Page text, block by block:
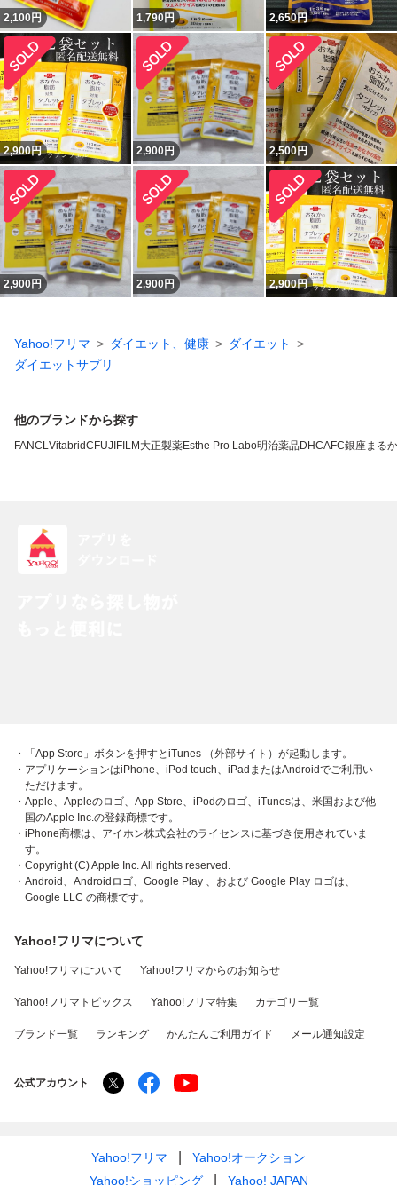
2,100円 1,790円 2,650円
2,900円 2,900円 2,500円
2,900円 2,900円 2,900円
Yahoo!フリマ ダイエット、健康
ダイエット
ダイエットサプリ
他のブランドから探す
FANCLVitabridC FUJIFILM 大正製薬Esthe Pro Labo明治薬品DHCAFC銀座まる
・「App Store」ボタンを押すとiTunes （外部サイト）が起動します。
・アプリケーションはiPhone、iPod touch、iPadまたはAndroidでご利用い
ただけます。
・Apple、Appleのロゴ、App Store、iPodのロゴ、iTunesは、米国および他
国のApple Inc.の登録商標です。
・iPhone商標は、アイホン株式会社のライセンスに基づき使用されていま
す。
・Copyright (C) Apple Inc. All rights reserved.
・Android、Androidロゴ、Google Play 、および Google Play ロゴは、
Google LLC の商標です。
Yahoo!フリマについて
Yahoo!フリマについて Yahoo!フリマからのお知らせ
Yahoo!フリマトピックス Yahoo!フリマ特集 カテゴリ一覧
ブランド一覧 ランキング かんたんご利用ガイド メール通知設定
公式アカウント
Yahoo!フリマ
Yahoo!オークション
Yahoo!ショッピング
Yahoo! JAPAN